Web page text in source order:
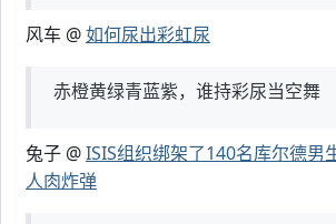
风车 @如何尿出彩虹尿
赤橙黄绿青蓝紫，谁持彩尿当空舞
兔子 @ISIS组织绑架了140名库尔德男
人肉炸弹